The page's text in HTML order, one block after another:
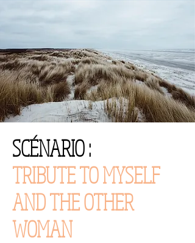
SCÉNARIO :
TRIBUTE TO MYSELF
AND THE OTHER
WOMAN